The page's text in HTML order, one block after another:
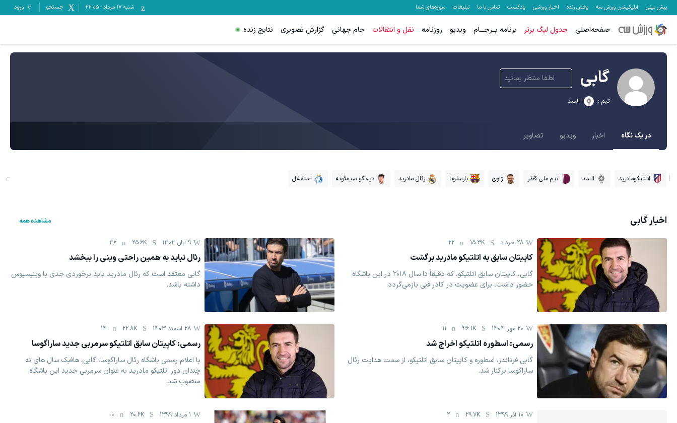
پیش بینی اپلیکیشن ورزش سه پخش زنده اخبار ورزشی پادکست تماس با ما تبلیغات سوژه‌های شما شنبه ۱۷ مرداد -
22:05 جستجو ورود
صفحه‌اصلی جدول لیگ برتر برنامه بــرجـــام ویدیو روزنامه نقل و انتقالات جام جهانی گزارش تصویری نتایج زنده
گابی لطفا منتظر بمانید
تیم : السد
در یک نگاه اخبار ویدیو تصاویر
اتلتیکومادرید السد تیم ملی قطر ژاوی بارسلونا رئال مادرید دیه گو سیمئونه استقلال
اخبارگابی مشاهده همه
28 خرداد 15.3K
22
کاپیتان سابق به اتلتیکو مادرید برگشت
گابی، کاپیتان سابق اتلتیکو، که دقیقاً تا سال ۲۰۱۸ در این باشگاه
حضور داشت، برای عضویت در کادر فنی بازمی‌گردد.
9 آبان 1404 25.6K
46
رئال نباید به همین راحتی وینی را ببخشد
گابی معتقد است که رئال مادرید باید برخوردی جدی با وینیسیوس
داشته باشد.
20 مهر 1404 46.1K
11
رسمی: اسطوره اتلتیکو اخراج شد
گابی فرناندز، اسطوره و کاپیتان سابق اتلتیکو، از سمت هدایت رئال
ساراگوسا برکنار شد.
28 اسفند 1403 22.8K
14
رسمی: کاپیتان سابق اتلتیکو سرمربی جدید ساراگوسا
با اعلام رسمی باشگاه رئال ساراگوسا، گابی، هافبک سال های نه
چندان دور اتلتیکو مادرید به عنوان سرمربی جدید این باشگاه
منصوب شد.
10 آذر 1399 29.7K
2 1 مرداد 1399 20.6K
0